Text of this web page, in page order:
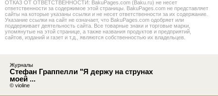
ОТКАЗ ОТ ОТВЕТСТВЕННОСТИ: BakuPages.com (Baku.ru) не несет
ответственности за содержимое этой страницы. BakuPages.com не представляет
сайты на которые указаны ссылки и не несет ответственности за их содержание.
Указание ссылки на сайт не означает, что BakuPages.com одобряет или
поддерживает деятельность сайта. Все товарные знаки и торговые марки,
упомянутые на этой странице, а также названия продуктов и предприятий,
сайтов, изданий и газет и т.д., являются собственностью их владельцев.
Журналы
Стефан Граппелли "Я держу на струнах
моей ...
© violine